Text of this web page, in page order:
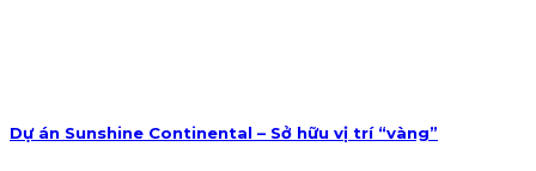
Dự án Sunshine Continental – Sở hữu vị trí “vàng”